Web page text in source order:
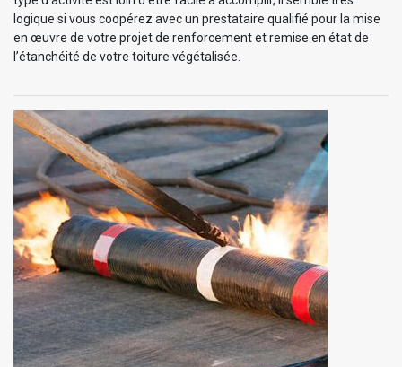
logique si vous coopérez avec un prestataire qualifié pour la mise
en œuvre de votre projet de renforcement et remise en état de
l’étanchéité de votre toiture végétalisée.